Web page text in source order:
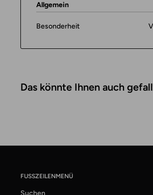
Allgemein
Besonderheit
Das könnte Ihnen auch
FUSSZEILENMENÜ
Suchen